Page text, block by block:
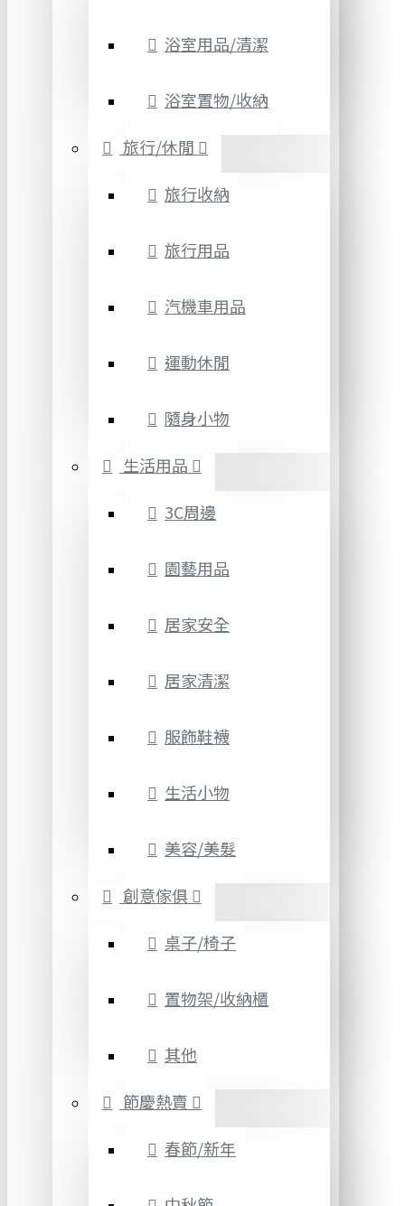
浴室用品/清潔
浴室置物/收納
旅行/休閒
旅行收納
旅行用品
汽機車用品
運動休閒
隨身小物
生活用品
3C周邊
園藝用品
居家安全
居家清潔
服飾鞋襪
生活小物
美容/美髮
創意傢俱
桌子/椅子
置物架/收納櫃
其他
節慶熱賣
春節/新年